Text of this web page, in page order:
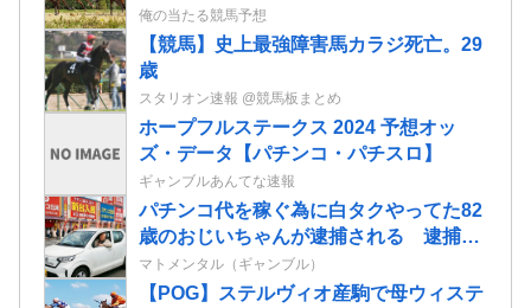
情報
俺の当たる競馬予想
【競馬】史上最強障害馬カラジ死亡。29
歳
スタリオン速報 @競馬板まとめ
ホープフルステークス 2024 予想オッ
ズ・データ【パチンコ・パチスロ】
ギャンブルあんてな速報
パチンコ代を稼ぐ為に白タクやってた82
歳のおじいちゃんが逮捕される 逮捕の
数日前に釈放されたばかりなのに即再犯
マトメンタル（ギャンブル）
【POG】ステルヴィオ産駒で母ウィステ